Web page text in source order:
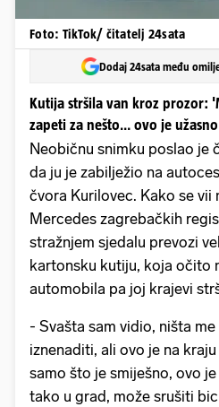
Foto: TikTok/ čitatelj 24sata
Dodaj 24sata među
Kutija stršila van kroz prozor:
zapeti za nešto… ovo je
Neobičnu snimku poslao je
da ju je zabilježio na
čvora Kurilovec. Kako se vii
Mercedes zagrebačkih
stražnjem sjedalu prevozi
kartonsku kutiju, koja očito
automobila pa joj krajevi
- Svašta sam vidio, ništa
iznenaditi, ali ovo je na
samo što je smiješno, ovo
tako u grad, može srušiti